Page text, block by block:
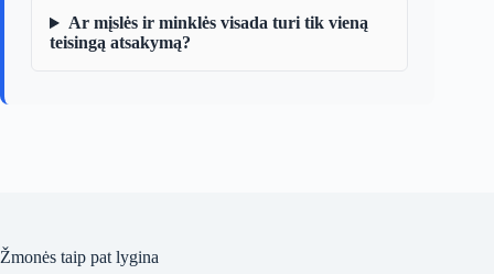
Ar mįslės ir minklės visada turi tik vieną
teisingą atsakymą?
Žmonės taip pat lygina